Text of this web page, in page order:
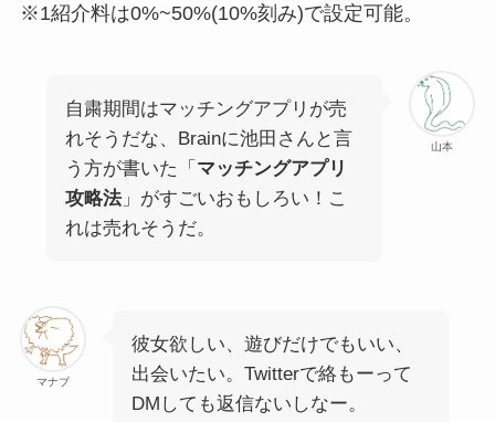
※1紹介料は0%~50%(10%刻み)で設定可能。
山本
自粛期間はマッチングアプリが売
れそうだな、Brainに池田さんと言
う方が書いた「 マッチングアプリ
攻略法」がすごいおもしろい！こ
れは売れそうだ。
マナブ
彼女欲しい、遊びだけでもいい、
出会いたい。Twitterで絡もーって
DMしても返信ないしなー。